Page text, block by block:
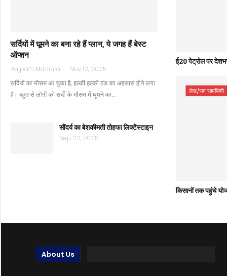
सर्दियों में घूमने का बना रहे हैं प्लान, ये जगह हैं बेस्ट
ऑप्शन
Rajpath Mathura Nov 12, 2025
सर्दियों का मौसम आ चुका है, हल्की हल्की ठंड का अहसास होने लगा
है। बहुत से लोगों को सर्दी के मौसम में घूमने का…
सौंदर्य का बेशकीमती तोहफा लिक्टेंस्टाइन
Sep 22, 2025
ई20 पेट्रोल पर
लेख/सम सामयिकी
किसानों तक पहुंचे
About Us